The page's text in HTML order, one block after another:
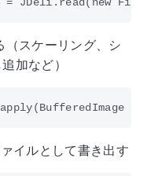
（スケーリング、シ
加など）
イルとして書き出す